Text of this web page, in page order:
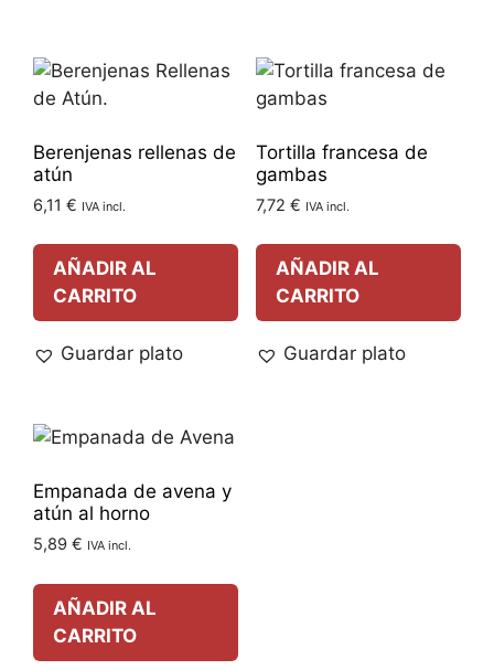
Berenjenas rellenas de
atún
6,11 € IVA incl.
AÑADIR AL
CARRITO
Guardar plato
Tortilla francesa de
gambas
7,72 € IVA incl.
AÑADIR AL
CARRITO
Guardar plato
Empanada de avena y
atún al horno
5,89 € IVA incl.
AÑADIR AL
CARRITO